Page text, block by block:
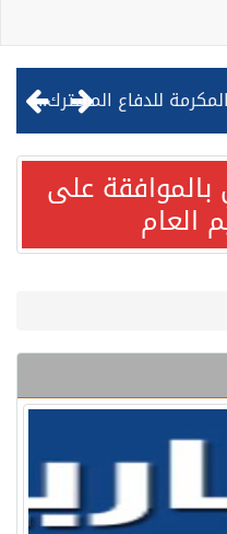
البيان المشترك لقمة مكة المكرمة للدفاع المشترك بين المملكة وتركيا وباكستان
قيادة القوات المشتركة للتحالف: نفذنا عملية رد عسكري متناسبة لأهداف عسكرية مشروعة تابعة للمليشيا الحوثية الإرهابية في محافظة الحديدة
مصدر مسؤول بالهيئة العامة للنقل: سلامة جميع أفراد طاقم سفينة (ENCELIA) وتم اتخاذ الإجراءات اللازمة لتأمينها
خلال 3 أيام… التجمعات الصحية تتلقى رغبات أكثر من 87% من موظفي وزارة الصحة لعروض الانتقال
على
العام